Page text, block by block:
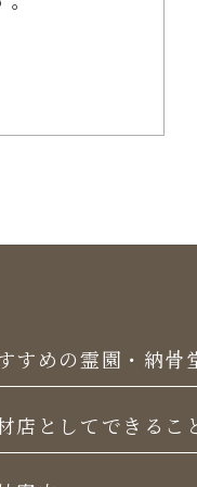
すめの霊園・納骨
店としてできるこ